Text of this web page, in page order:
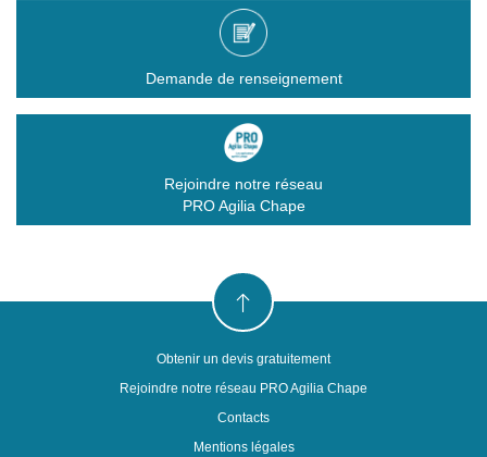
Votre demande
Votre besoin
Délai de réalisation (Préciser en jours, semaines ou
mois)
Demande de renseignement
Rejoindre notre réseau
PRO Agilia Chape
Obtenir un devis gratuitement
Rejoindre notre réseau PRO Agilia Chape
Contacts
Mentions légales